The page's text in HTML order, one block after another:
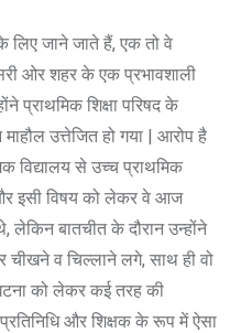
लिए जाने जाते हैं, एक तो वे
ओर शहर के एक प्रभावशाली
प्राथमिक शिक्षा परिषद के
उत्तेजित हो गया | आरोप है
विद्यालय से उच्च प्राथमिक
और इसी विषय को लेकर वे आज
लेकिन बातचीत के दौरान उन्होंने
व चिल्लाने लगे, साथ ही वो
को लेकर कई तरह की
और शिक्षक के रूप में ऐसा